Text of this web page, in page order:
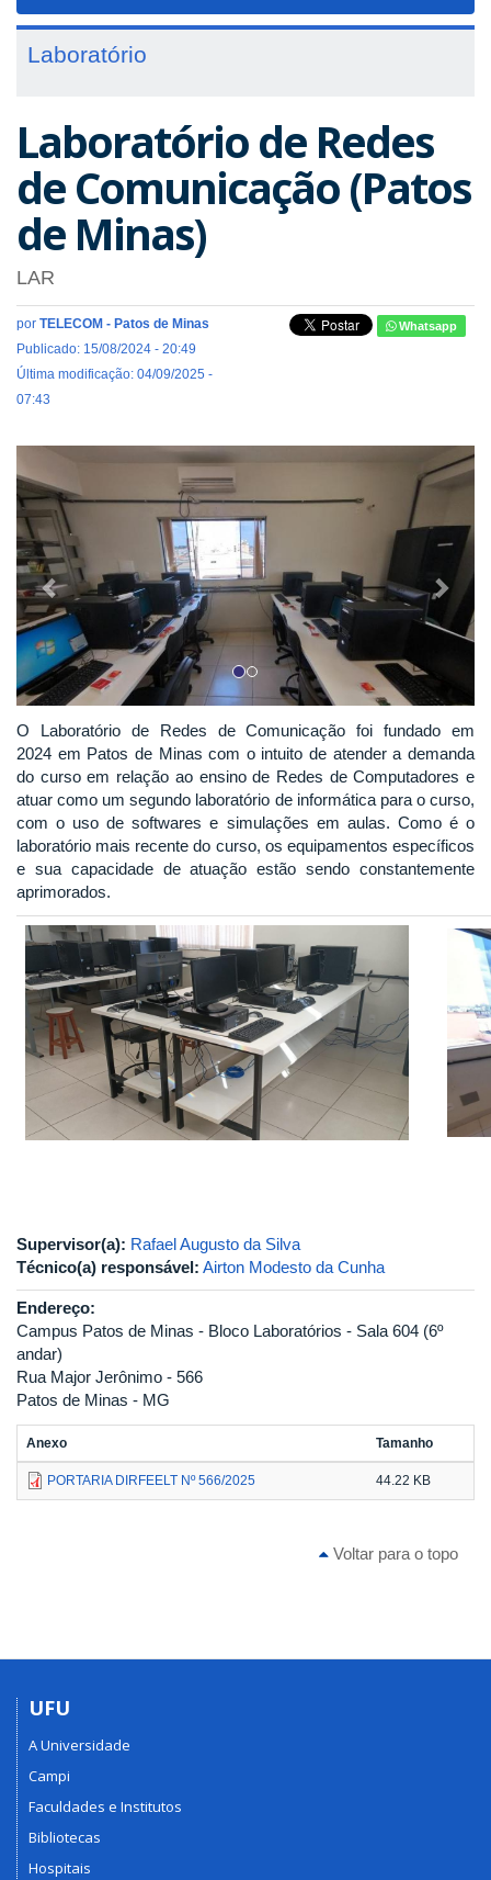
Laboratório
Laboratório de Redes
de Comunicação (Patos
de Minas)
LAR
por TELECOM - Patos de Minas
Publicado: 15/08/2024 - 20:49
Última modificação: 04/09/2025 -
07:43
Whatsapp
Next
O Laboratório de Redes de Comunicação foi fundado em
2024 em Patos de Minas com o intuito de atender a demanda
do curso em relação ao ensino de Redes de Computadores e
atuar como um segundo laboratório de informática para o curso,
com o uso de softwares e simulações em aulas. Como é o
laboratório mais recente do curso, os equipamentos específicos
e sua capacidade de atuação estão sendo constantemente
aprimorados.
Supervisor(a): Rafael Augusto da Silva
Técnico(a) responsável: Airton Modesto da Cunha
Endereço:
Campus Patos de Minas - Bloco Laboratórios - Sala 604 (6º
andar)
Rua Major Jerônimo - 566
Patos de Minas - MG
Anexo Tamanho
PORTARIA DIRFEELT Nº 566/2025 44.22 KB
Voltar para o topo
UFU
A Universidade
Campi
Faculdades e Institutos
Bibliotecas
Hospitais